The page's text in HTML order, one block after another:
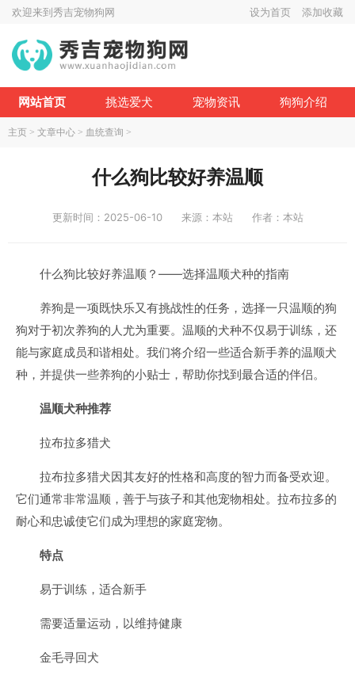
欢迎来到秀吉宠物狗网 设为首页 添加收藏
网站首页 挑选爱犬 宠物资讯 狗狗介绍
主页 > 文章中心 > 血统查询 >
什么狗比较好养温顺
更新时间：2025-06-10 来源：本站 作者：本站
什么狗比较好养温顺？——选择温顺犬种的指南
养狗是一项既快乐又有挑战性的任务，选择一只温顺的狗
狗对于初次养狗的人尤为重要。温顺的犬种不仅易于训练，还
能与家庭成员和谐相处。我们将介绍一些适合新手养的温顺犬
种，并提供一些养狗的小贴士，帮助你找到最合适的伴侣。
温顺犬种推荐
拉布拉多猎犬
拉布拉多猎犬因其友好的性格和高度的智力而备受欢迎。
它们通常非常温顺，善于与孩子和其他宠物相处。拉布拉多的
耐心和忠诚使它们成为理想的家庭宠物。
特点
易于训练，适合新手
需要适量运动，以维持健康
金毛寻回犬